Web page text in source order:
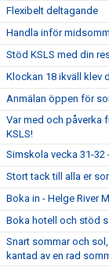
Flexibelt deltagande
Handla inför
Stöd KSLS med din
Klockan 18 ikväll klev
Anmälan öppen för
Var med och påverka
KSLS!
Simskola vecka 31-32
Stort tack till alla er
Boka in - Helge River
Boka hotell och stöd
Snart sommar och
kantad av en rad